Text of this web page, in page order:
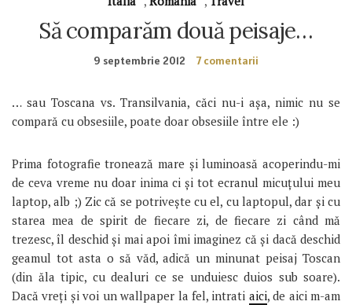
Să comparăm două peisaje…
9 septembrie 2012 7 comentarii
… sau Toscana vs. Transilvania, căci nu-i aşa, nimic nu se
compară cu obsesiile, poate doar obsesiile între ele :)
Prima fotografie tronează mare şi luminoasă acoperindu-mi
de ceva vreme nu doar inima ci şi tot ecranul micuţului meu
laptop, alb ;) Zic că se potriveşte cu el, cu laptopul, dar şi cu
starea mea de spirit de fiecare zi, de fiecare zi când mă
trezesc, îl deschid şi mai apoi îmi imaginez că şi dacă deschid
geamul tot asta o să văd, adică un minunat peisaj Toscan
(din ăla tipic, cu dealuri ce se unduiesc duios sub soare).
Dacă vreţi şi voi un wallpaper la fel, intrati aici, de aici m-am